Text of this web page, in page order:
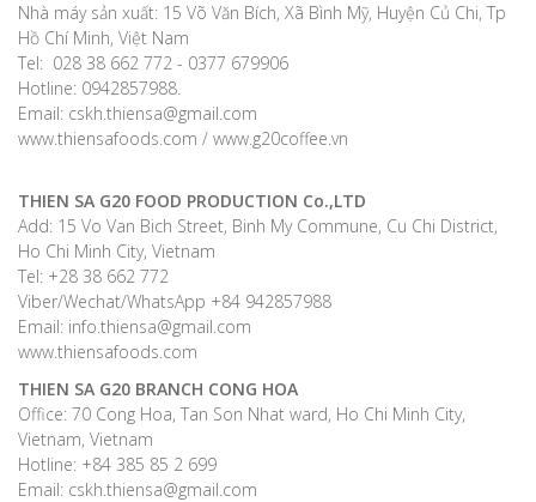
Nhà máy sản xuất: 15 Võ Văn Bích, Xã Bình Mỹ, Huyện Củ Chi, Tp
Hồ Chí Minh, Việt Nam
Tel: 028 38 662 772 - 0377 679906
Hotline: 0942857988.
Email: cskh.thiensa@gmail.com
www.thiensafoods.com / www.g20coffee.vn
THIEN SA G20 FOOD PRODUCTION Co.,LTD
Add: 15 Vo Van Bich Street, Binh My Commune, Cu Chi District,
Ho Chi Minh City, Vietnam
Tel: +28 38 662 772
Viber/Wechat/WhatsApp +84 942857988
Email: info.thiensa@gmail.com
www.thiensafoods.com
THIEN SA G20 BRANCH CONG HOA
Office: 70 Cong Hoa, Tan Son Nhat ward, Ho Chi Minh City,
Vietnam, Vietnam
Hotline: +84 385 85 2 699
Email: cskh.thiensa@gmail.com